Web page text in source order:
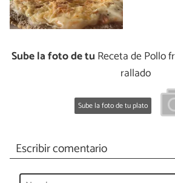
Sube la foto de tu Receta de Pollo
rallado
Sube la foto de tu plato
Escribir comentario